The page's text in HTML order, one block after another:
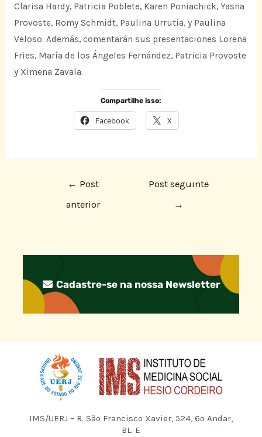
Clarisa Hardy, Patricia Poblete, Karen Poniachick, Yasna
Provoste, Romy Schmidt, Paulina Urrutia, y Paulina
Veloso. Además, comentarán sus presentaciones Lorena
Fries, María de los Ángeles Fernández, Patricia Provoste
y Ximena Zavala.
Compartilhe isso:
Facebook X
← Post
anterior
Post seguinte
→
Cadastre-se na nossa Newsletter
IMS/UERJ – R. São Francisco Xavier, 524, 6º Andar,
BL. E